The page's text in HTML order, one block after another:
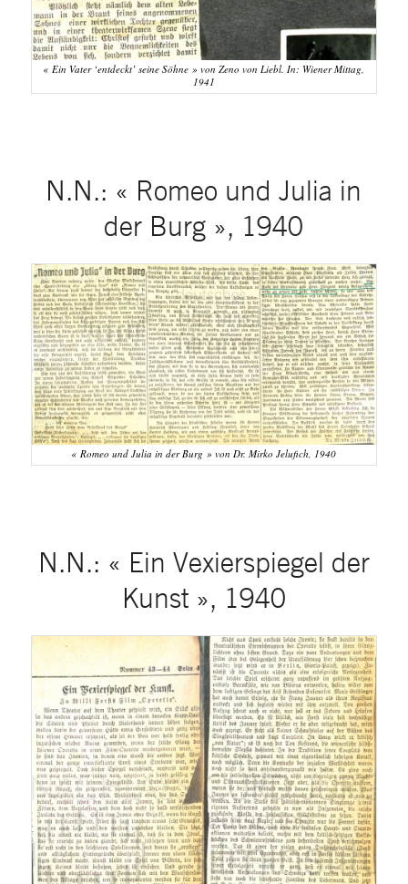
« Ein Vater ‘entdeckt’ seine Söhne » von Zeno von Liebl. In: Wiener Mittag,
1941
N.N.: « Romeo und Julia in
der Burg », 1940
« Romeo und Julia in der Burg » von Dr. Mirko Jelufich, 1940
N.N.: « Ein Vexierspiegel der
Kunst », 1940